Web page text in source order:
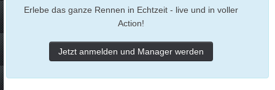
Erlebe das ganze Rennen in Echtzeit - live und in voller
Action!
Jetzt anmelden und Manager werden